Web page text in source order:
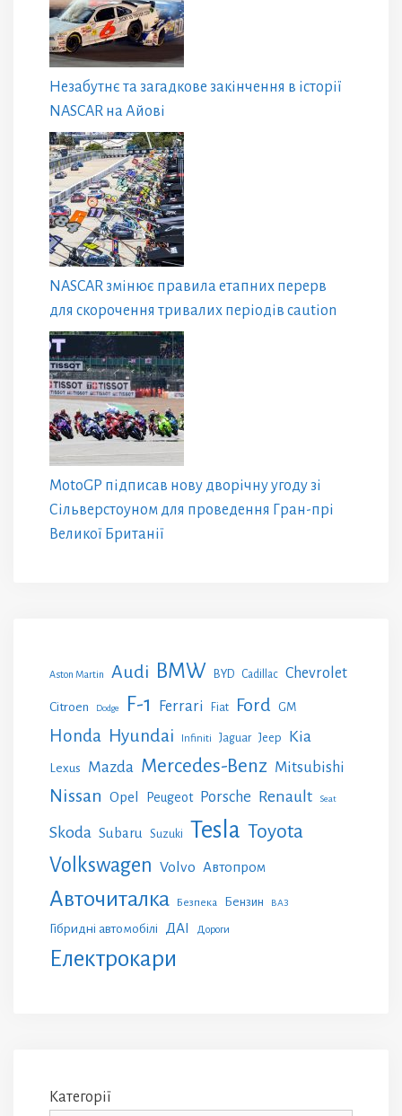
Незабутнє та загадкове закінчення в історії
NASCAR на Айові
NASCAR змінює правила етапних перерв
для скорочення тривалих періодів caution
MotoGP підписав нову дворічну угоду зі
Сільверстоуном для проведення Гран-прі
Великої Британії
Aston Martin Audi BMW BYD Cadillac Chevrolet
Citroen Dodge F-1 Ferrari Fiat Ford GM
Honda Hyundai Infiniti Jaguar Jeep Kia
Lexus Mazda Mercedes-Benz Mitsubishi
Nissan Opel Peugeot Porsche Renault Seat
Skoda Subaru Suzuki Tesla Toyota
Volkswagen Volvo Автопром
Авточиталка Безпека Бензин ВАЗ
Гібридні автомобілі ДАІ Дороги
Електрокари
Категорії